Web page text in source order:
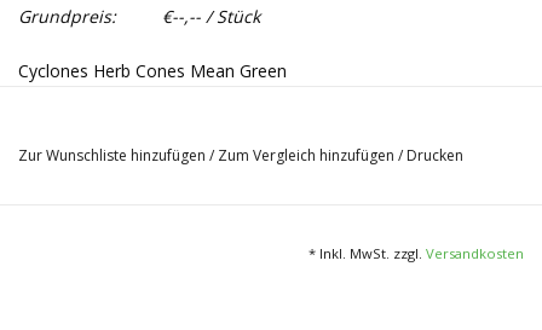
Grundpreis:
€--,-- / Stück
Cyclones Herb Cones Mean Green
2 fix und fertig vorgebaute Salbei Cones mit 7 Tage lang im
Zur Wunschliste hinzufügen / Zum Vergleich hinzufügen / Drucken
* Inkl. MwSt. zzgl. Versandkosten